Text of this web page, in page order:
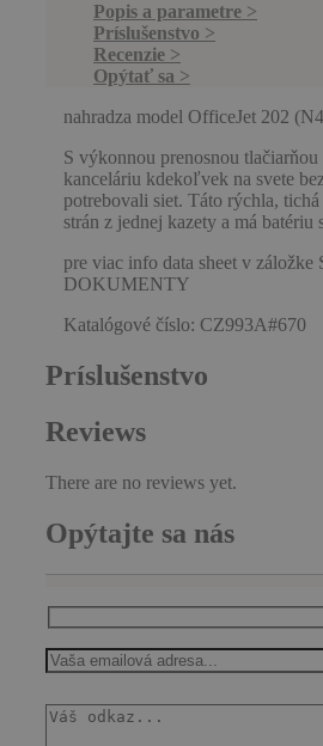
Popis a parametre
Príslušenstvo
Recenzie
Opýtať sa
nahradza model OfficeJet 202
S výkonnou prenosnou tlačiarňou
kanceláriu kdekoľvek na svete
potrebovali siet. Táto rýchla,
strán z jednej kazety a má
pre viac info data sheet v
DOKUMENTY
Katalógové číslo: CZ993A#670
Príslušenstvo
Reviews
There are no reviews yet.
Opýtajte sa nás